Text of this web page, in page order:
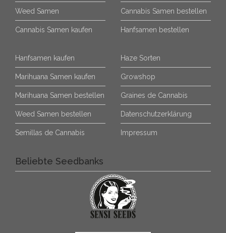
Weed Samen
Cannabis Samen kaufen
Cannabis Samen bestellen
Hanfsamen bestellen
Hanfsamen kaufen
Marihuana Samen kaufen
Marihuana Samen bestellen
Weed Samen bestellen
Semillas de Cannabis
Haze Sorten
Growshop
Graines de Cannabis
Datenschutzerklärung
Impressum
Beliebte Seedbanks